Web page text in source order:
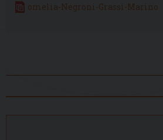
omelia-Negroni-Grassi-Marino